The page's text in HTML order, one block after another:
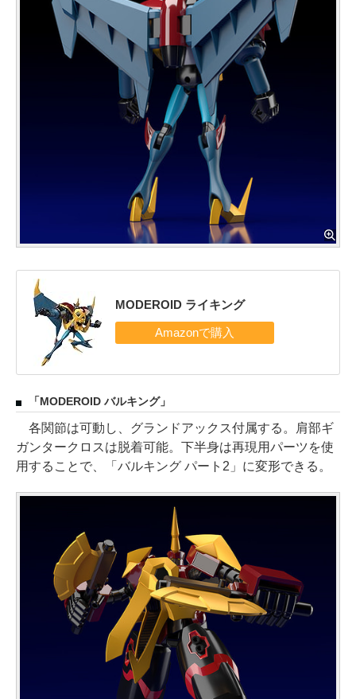
MODEROID ライキング
「MODEROID バルキング」
各関節は可動し、グランドアックス付属する。肩部ギ
ガンタークロスは脱着可能。下半身は再現用パーツを使
用することで、「バルキング パート2」に変形できる。